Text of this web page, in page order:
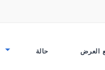
حالة